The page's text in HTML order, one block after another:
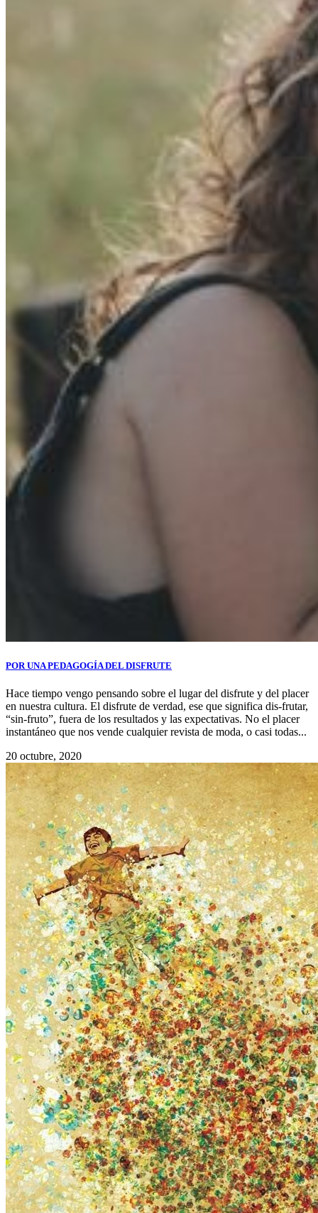
POR UNA PEDAGOGÍA DEL DISFRUTE
Hace tiempo vengo pensando sobre el lugar del disfrute y del placer
en nuestra cultura. El disfrute de verdad, ese que significa dis-frutar,
“sin-fruto”, fuera de los resultados y las expectativas. No el placer
instantáneo que nos vende cualquier revista de moda, o casi todas...
20 octubre, 2020